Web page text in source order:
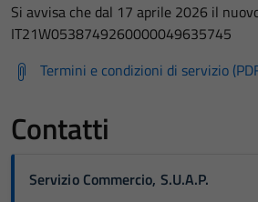
Si avvisa che dal 17 aprile 2026 il
IT21W0538749260000049635745
Termini e condizioni di servizio
Contatti
Servizio Commercio, S.U.A.P.